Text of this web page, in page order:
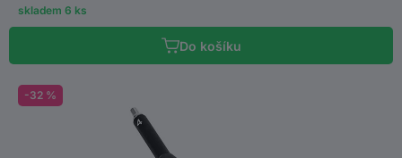
Do košíku
skladem 6 ks
-32 %